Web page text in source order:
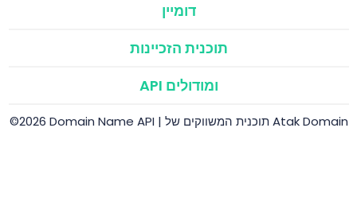
דומיין
תוכנית הזכיינות
API ומודולים
©2026 Domain Name API | תוכנית המשווקים של Atak Domain